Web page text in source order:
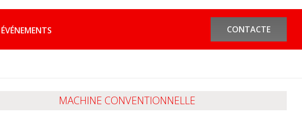
CONTACTE
ÉVÉNEMENTS
MACHINE CONVENTIONNELLE